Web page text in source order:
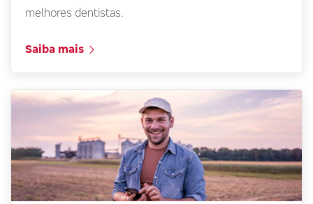
melhores dentistas.
Saiba mais